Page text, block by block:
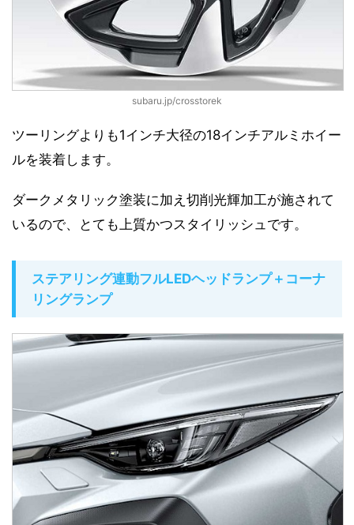
subaru.jp/crosstorek
ツーリングよりも1インチ大径の18インチアルミホイー
ルを装着します。
ダークメタリック塗装に加え切削光輝加工が施されて
いるので、とても上質かつスタイリッシュです。
ステアリング連動フルLEDヘッドランプ＋コーナ
リングランプ